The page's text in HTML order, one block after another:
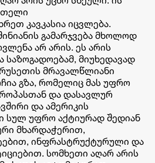
კავკასია იცვლება.
გამარჯვება მხოლოდ
არ არის. ეს არის
საზოგადოებამ, მიუხედავად
მრავალწლიანი
გზა, რომელიც მას უფრო
და დასავლურ
და ამერიკის
სულ უფრო აქტიურად შედიან
მხარდაჭერით,
ინფრასტრუქტურული და
სომხეთი აღარ არის